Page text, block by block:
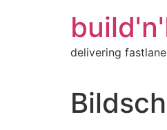
delivering